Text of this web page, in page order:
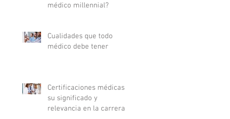
médico millennial?
Cualidades que todo
médico debe tener
Certificaciones médicas:
su significado y
relevancia en la carrera